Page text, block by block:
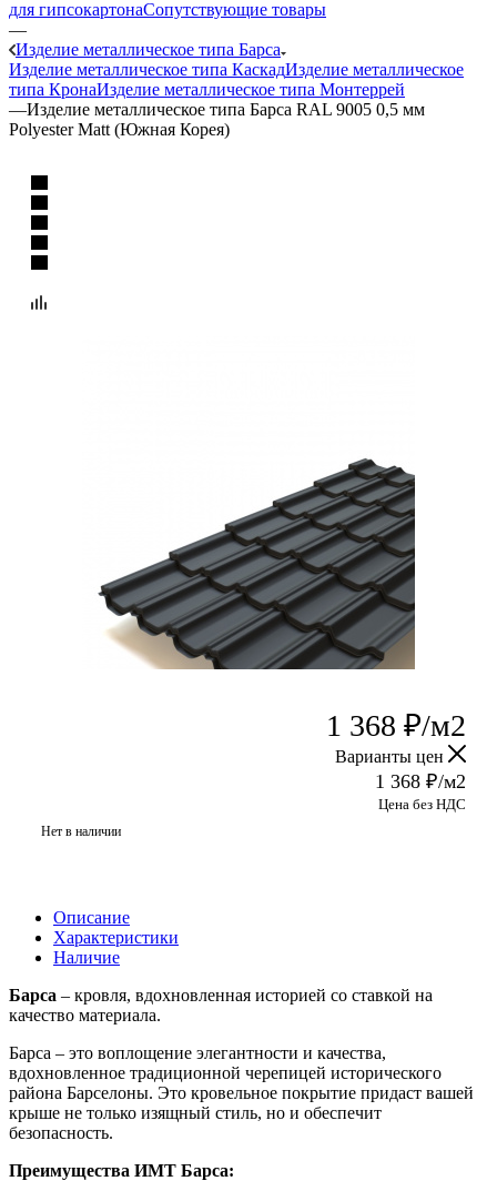
для гипсокартонаСопутствующие товары
—
Изделие металлическое типа Барса
Изделие металлическое типа КаскадИзделие металлическое
типа КронаИзделие металлическое типа Монтеррей
—Изделие металлическое типа Барса RAL 9005 0,5 мм
Polyester Matt (Южная Корея)
1 368 ₽/м2
Варианты цен
1 368 ₽/м2
Цена без НДС
Нет в наличии
Описание
Характеристики
Наличие
Барса – кровля, вдохновленная историей со ставкой на
качество материала.
Барса – это воплощение элегантности и качества,
вдохновленное традиционной черепицей исторического
района Барселоны. Это кровельное покрытие придаст вашей
крыше не только изящный стиль, но и обеспечит
безопасность.
Преимущества ИМТ Барса: